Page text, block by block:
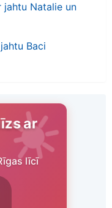
jahtu Natalie un
Baci
ar
līcī